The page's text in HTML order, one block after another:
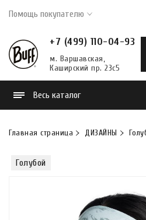
Помощь покупателю
+7 (499) 110-04-93
м. Варшавская,
Каширский пр. 23с5
Весь каталог
Главная страница ДИЗАЙНЫ
Голубой